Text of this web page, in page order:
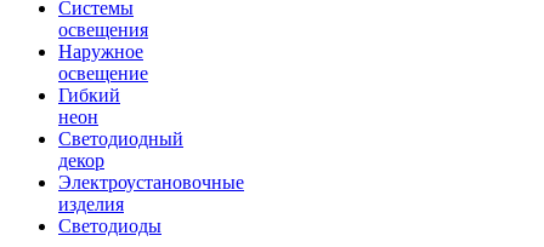
Системы
освещения
Наружное
освещение
Гибкий
неон
Светодиодный
декор
Электроустановочные
изделия
Светодиоды